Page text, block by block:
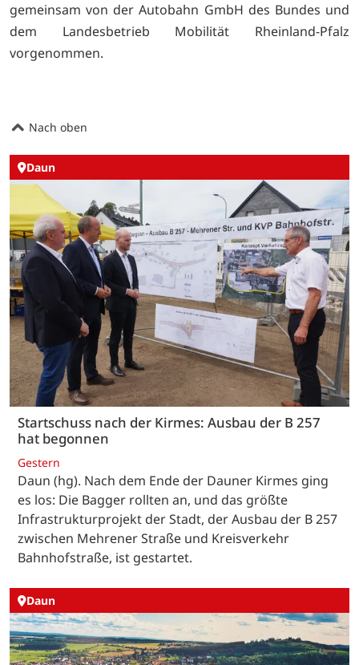
gemeinsam von der Autobahn GmbH des Bundes und
dem Landesbetrieb Mobilität Rheinland-Pfalz
vorgenommen.
Nach oben
Daun
Startschuss nach der Kirmes: Ausbau der B 257
hat begonnen
Gestern
Daun (hg). Nach dem Ende der Dauner Kirmes ging
es los: Die Bagger rollten an, und das größte
Infrastrukturprojekt der Stadt, der Ausbau der B 257
zwischen Mehrener Straße und Kreisverkehr
Bahnhofstraße, ist gestartet.
Daun